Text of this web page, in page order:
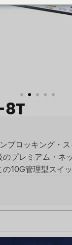
8T
ブロッキング・
のプレミアム・ネ
の10G管理型スイ
転送遅延とパケ
おける決定的な